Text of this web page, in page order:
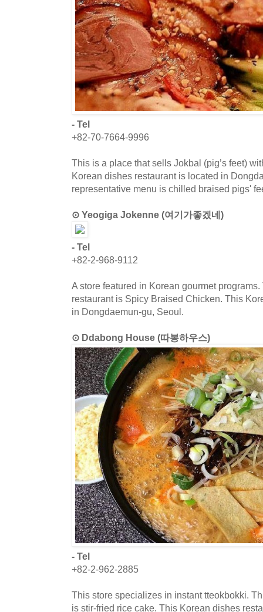
- Tel
+82-70-7664-9996
This is a place that sells Jokbal (pig’s feet)
Korean dishes restaurant is located in
representative menu is chilled braised pigs'
⊙ Yeogiga Jokenne (여기가좋겠네)
- Tel
+82-2-968-9112
A store featured in Korean gourmet
restaurant is Spicy Braised Chicken. This
in Dongdaemun-gu, Seoul.
⊙ Ddabong House (따봉하우스)
- Tel
+82-2-962-2885
This store specializes in instant tteokbokki.
is stir-fried rice cake. This Korean dishes